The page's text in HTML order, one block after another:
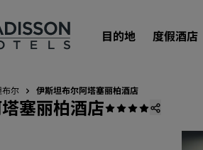
目的地 度假酒店
布尔 伊斯坦布尔阿塔塞丽柏酒店
塞丽柏酒店